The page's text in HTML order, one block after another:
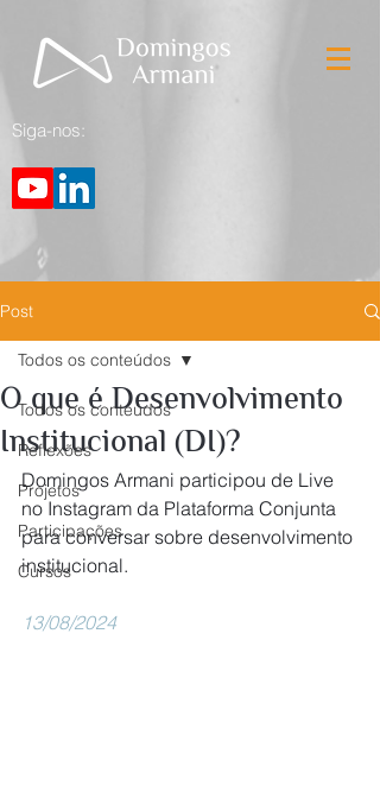
Siga-nos:
Post
Todos os conteúdos
Reflexões
Projetos
Participações
Cursos
Todos os conteúdos
O que é Desenvolvimento
Institucional (DI)?
Domingos Armani participou de Live
no Instagram da Plataforma Conjunta
para conversar sobre desenvolvimento
institucional.
13/08/2024